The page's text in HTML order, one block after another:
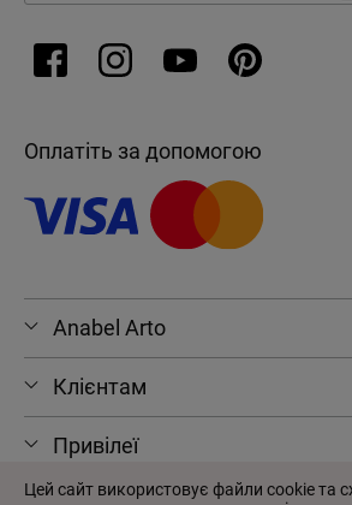
Оплатіть за допомогою
Anabel Arto
Клієнтам
Привілеї
Цей сайт використовує файли cookie та